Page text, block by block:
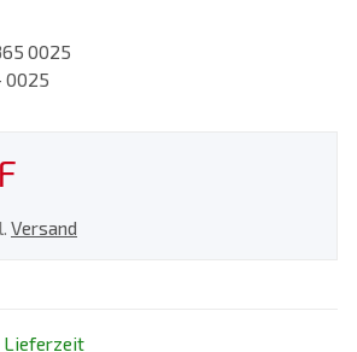
0025
0025
Versand
Lieferzeit